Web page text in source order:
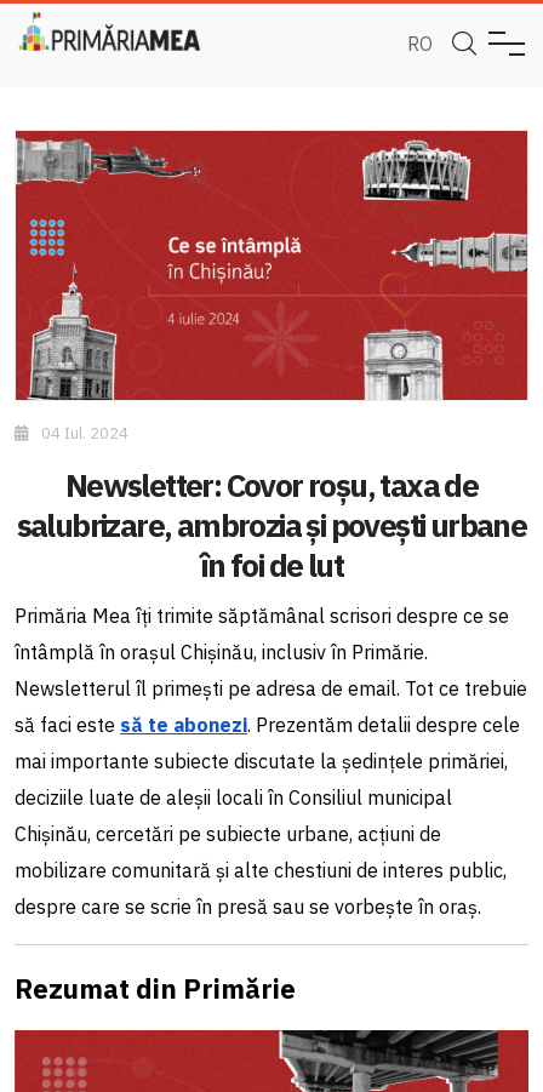
RO
04 Iul. 2024
Newsletter: Covor roșu, taxa de
salubrizare, ambrozia și povești urbane
în foi de lut
Primăria Mea îți trimite săptămânal scrisori despre ce se
întâmplă în orașul Chișinău, inclusiv în Primărie.
Newsletterul îl primești pe adresa de email. Tot ce trebuie
să faci este să te abonezi. Prezentăm detalii despre cele
mai importante subiecte discutate la ședințele primăriei,
deciziile luate de aleșii locali în Consiliul municipal
Chișinău, cercetări pe subiecte urbane, acțiuni de
mobilizare comunitară și alte chestiuni de interes public,
despre care se scrie în presă sau se vorbește în oraș.
Rezumat din Primărie